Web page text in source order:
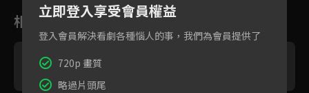
相關花絮
立即登入享受會員權益
登入會員解決看劇各種惱人的事，我們為會員提供了
720p 畫質
略過片頭尾